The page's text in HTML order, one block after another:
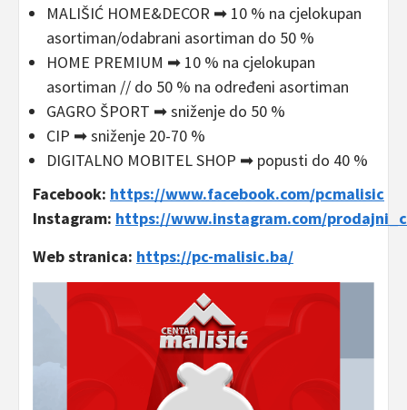
MALIŠIĆ HOME&DECOR ➡ 10 % na cjelokupan
asortiman/odabrani asortiman do 50 %
HOME PREMIUM ➡ 10 % na cjelokupan
asortiman // do 50 % na određeni asortiman
GAGRO ŠPORT ➡ sniženje do 50 %
CIP ➡ sniženje 20-70 %
DIGITALNO MOBITEL SHOP ➡ popusti do 40 %
Facebook: https://www.facebook.com/pcmalisic
Instagram: https://www.instagram.com/
Web stranica: https://pc-malisic.ba/